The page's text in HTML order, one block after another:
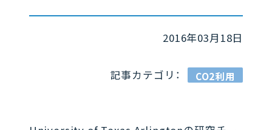
2016年03月18日
記事カテゴリ： CO2利用